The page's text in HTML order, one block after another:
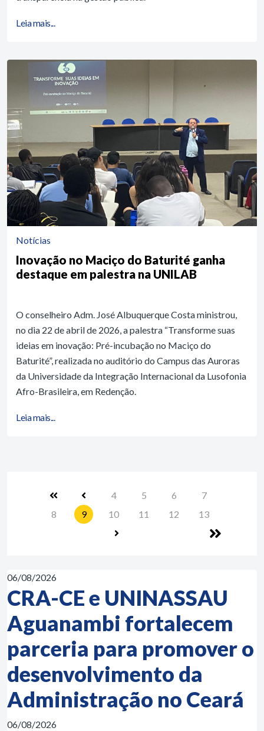
Leia mais...
Notícias
Inovação no Maciço do Baturité ganha
destaque em palestra na UNILAB
O conselheiro Adm. José Albuquerque Costa ministrou,
no dia 22 de abril de 2026, a palestra “Transforme suas
ideias em inovação: Pré-incubação no Maciço do
Baturité”, realizada no auditório do Campus das Auroras
da Universidade da Integração Internacional da Lusofonia
Afro-Brasileira, em Redenção.
Leia mais...
4 5 6
7
8
9 10 11 12 13
06/08/2026
CRA-CE e UNINASSAU
Aguanambi fortalecem
parceria para promover o
desenvolvimento da
Administração no Ceará
06/08/2026